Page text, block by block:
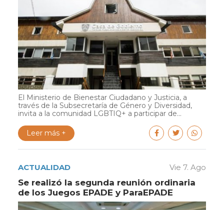
El Ministerio de Bienestar Ciudadano y Justicia, a
través de la Subsecretaría de Género y Diversidad,
invita a la comunidad LGBTIQ+ a participar de...
Leer más +
ACTUALIDAD Vie 7. Ago
Se realizó la segunda reunión ordinaria
de los Juegos EPADE y ParaEPADE